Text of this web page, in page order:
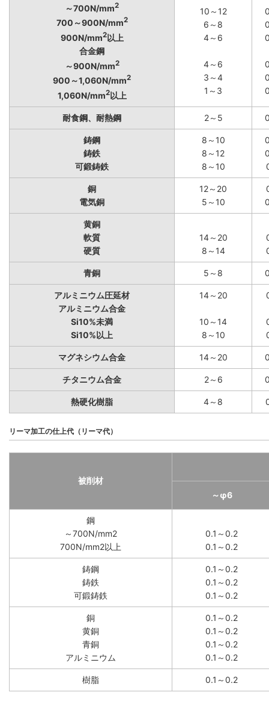
～700N/mm2
700～900N/mm2
900N/mm2以上
合金鋼
～900N/mm2
900～1,060N/mm2
1,060N/mm2以上
10～12
6～8
4～6
4～6
3～4
1～3
耐食鋼、耐熱鋼 2～5
鋳鋼
鋳鉄
可鍛鋳鉄
8～10
8～12
8～10
銅
電気銅
12～20
5～10
黄銅
軟質
硬質
14～20
8～14
青銅 5～8
アルミニウム圧延材
アルミニウム合金
Si10%未満
Si10%以上
14～20
10～14
8～10
マグネシウム合金 14～20
チタニウム合金 2～6
熱硬化樹脂 4～8
リーマ加工の仕上代（リーマ代）
被削材
～φ6
鋼
～700N/mm2
700N/mm2以上
0.1～0.2
0.1～0.2
鋳鋼
鋳鉄
可鍛鋳鉄
0.1～0.2
0.1～0.2
0.1～0.2
銅
黄銅
青銅
アルミニウム
0.1～0.2
0.1～0.2
0.1～0.2
0.1～0.2
樹脂 0.1～0.2